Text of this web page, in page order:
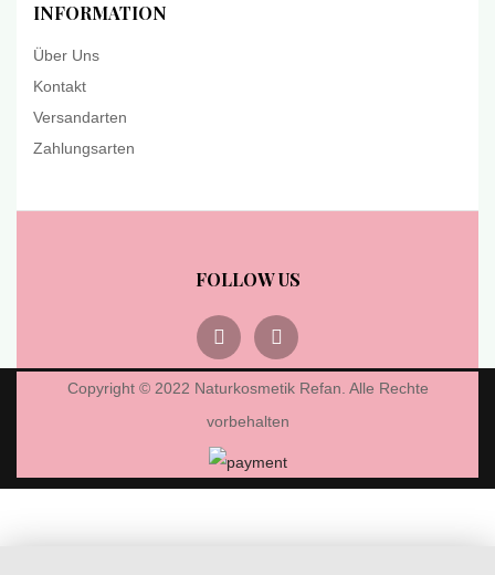
INFORMATION
Über Uns
Kontakt
Versandarten
Zahlungsarten
FOLLOW US
Copyright © 2022 Naturkosmetik Refan. Alle Rechte
vorbehalten